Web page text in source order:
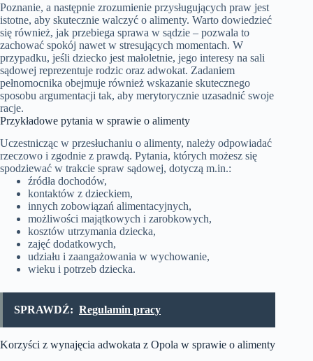
Poznanie, a następnie zrozumienie przysługujących praw jest
istotne, aby skutecznie walczyć o alimenty. Warto dowiedzieć
się również, jak przebiega sprawa w sądzie – pozwala to
zachować spokój nawet w stresujących momentach. W
przypadku, jeśli dziecko jest małoletnie, jego interesy na sali
sądowej reprezentuje rodzic oraz adwokat. Zadaniem
pełnomocnika obejmuje również wskazanie skutecznego
sposobu argumentacji tak, aby merytorycznie uzasadnić swoje
racje.
Przykładowe pytania w sprawie o alimenty
Uczestnicząc w przesłuchaniu o alimenty, należy odpowiadać
rzeczowo i zgodnie z prawdą. Pytania, których możesz się
spodziewać w trakcie spraw sądowej, dotyczą m.in.:
źródła dochodów,
kontaktów z dzieckiem,
innych zobowiązań alimentacyjnych,
możliwości majątkowych i zarobkowych,
kosztów utrzymania dziecka,
zajęć dodatkowych,
udziału i zaangażowania w wychowanie,
wieku i potrzeb dziecka.
SPRAWDŹ: Regulamin pracy
Korzyści z wynajęcia adwokata z Opola w sprawie o alimenty